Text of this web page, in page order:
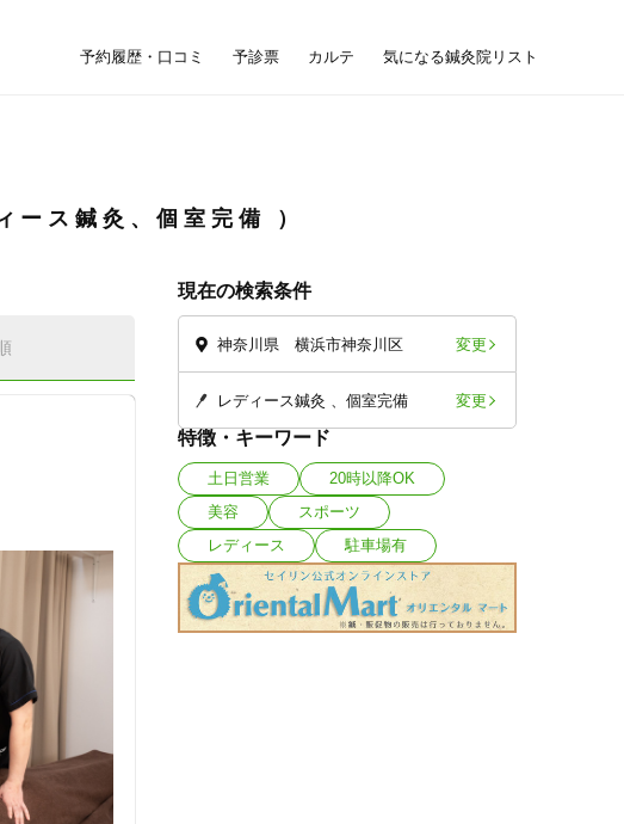
予約履歴・口コミ 予診票 カルテ 気になる鍼灸院リスト
ース鍼灸、個室完備
現在の検索条件
神奈川県 横浜市神奈川区 変更
レディース鍼灸 個室完備 変更
特徴・キーワード
土日営業
20時以降OK
美容
スポーツ
レディース
駐車場有